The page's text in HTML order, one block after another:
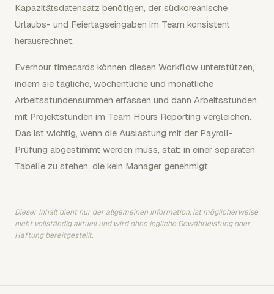
Kapazitätsdatensatz benötigen, der südkoreanische
Urlaubs- und Feiertagseingaben im Team konsistent
herausrechnet.
Everhour timecards können diesen Workflow unterstützen,
indem sie tägliche, wöchentliche und monatliche
Arbeitsstundensummen erfassen und dann Arbeitsstunden
mit Projektstunden im Team Hours Reporting vergleichen.
Das ist wichtig, wenn die Auslastung mit der Payroll-
Prüfung abgestimmt werden muss, statt in einer separaten
Tabelle zu stehen, die kein Manager genehmigt.
Dieser Inhalt dient nur der allgemeinen Information, ist möglicherweise
nicht vollständig aktuell und wird ohne jegliche Gewährleistung oder
Haftung bereitgestellt.